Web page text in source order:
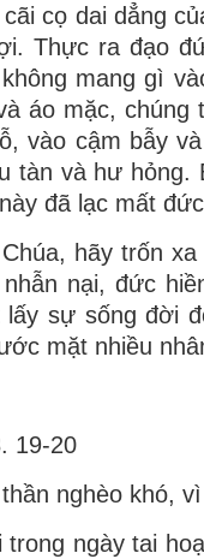
cọ dai dẳng
Thực ra đạo
mang gì
áo mặc,
vào cậm bẫy
tàn và hư
đã lạc mất
hãy trốn
nại, đức
sự sống đời
mặt nhiều
19-20
nghèo khó,
ngày tai